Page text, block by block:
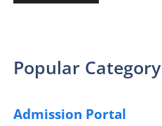
Popular Category
Admission Portal